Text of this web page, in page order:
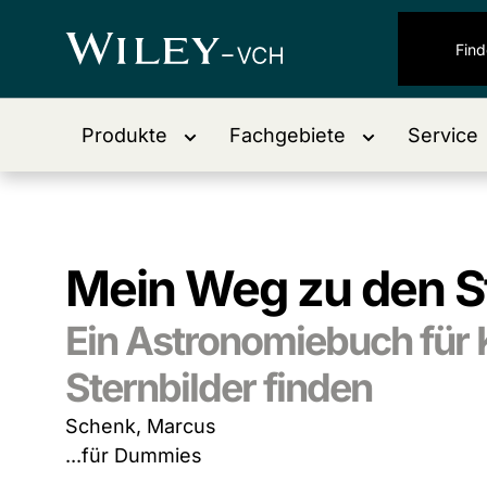
Produkte Fachgebiete Service
Mein Weg zu den
Ein Astronomiebuch für
Sternbilder finden
Schenk, Marcus
...für Dummies